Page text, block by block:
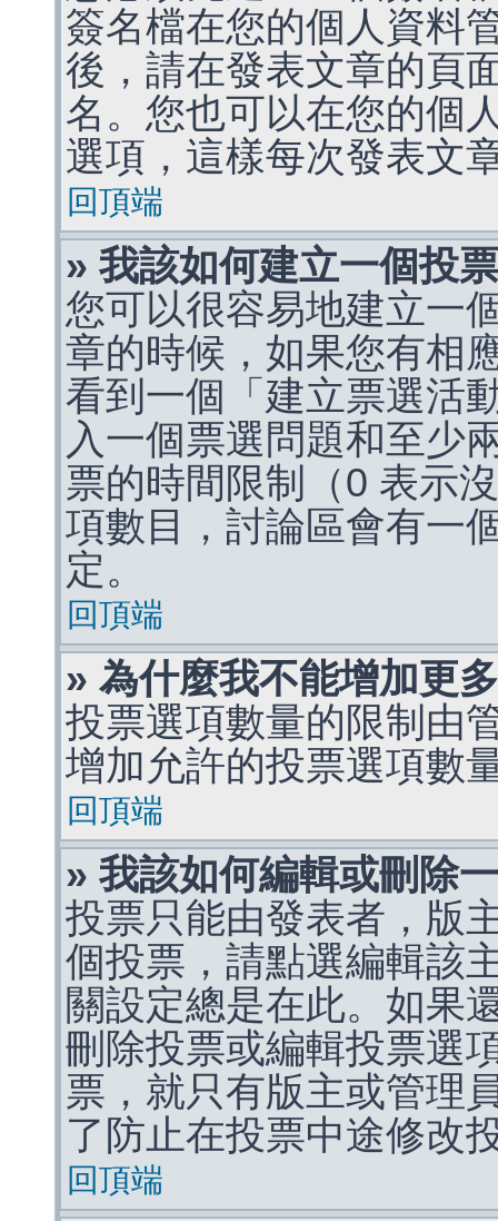
簽名檔在您的個人資料
後，請在發表文章的頁
名。您也可以在您的個
選項，這樣每次發表文
回頂端
» 我該如何建立一個投
您可以很容易地建立一
章的時候，如果您有相
看到一個「建立票選活
入一個票選問題和至少
票的時間限制（0 表示
項數目，討論區會有一
定。
回頂端
» 為什麼我不能增加更
投票選項數量的限制由
增加允許的投票選項數
回頂端
» 我該如何編輯或刪除
投票只能由發表者，版
個投票，請點選編輯該
關設定總是在此。如果
刪除投票或編輯投票選
票，就只有版主或管理
了防止在投票中途修改
回頂端